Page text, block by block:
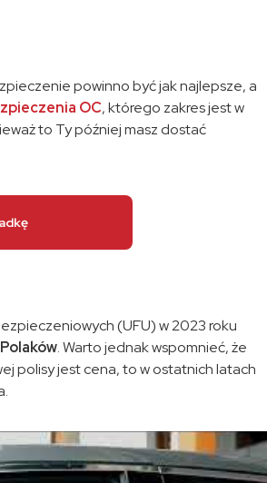
powinno być jak najlepsze, a
OC, którego zakres jest w
to Ty później masz dostać
(UFU) w 2023 roku
. Warto jednak wspomnieć, że
polisy jest cena, to w ostatnich latach